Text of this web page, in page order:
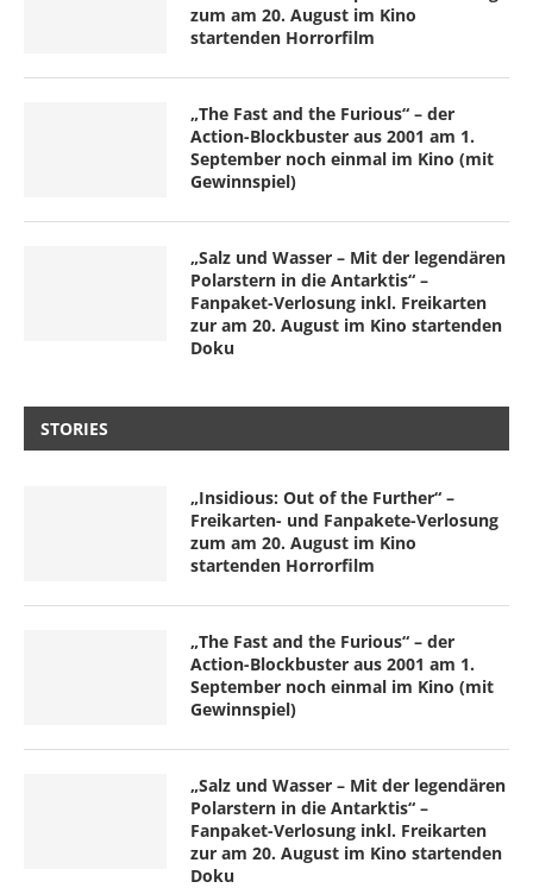
zum am 20. August im Kino
startenden Horrorfilm
„The Fast and the Furious“ – der
Action-Blockbuster aus 2001 am 1.
September noch einmal im Kino (mit
Gewinnspiel)
„Salz und Wasser – Mit der legendären
Polarstern in die Antarktis“ –
Fanpaket-Verlosung inkl. Freikarten
zur am 20. August im Kino startenden
Doku
STORIES
„Insidious: Out of the Further“ –
Freikarten- und Fanpakete-Verlosung
zum am 20. August im Kino
startenden Horrorfilm
„The Fast and the Furious“ – der
Action-Blockbuster aus 2001 am 1.
September noch einmal im Kino (mit
Gewinnspiel)
„Salz und Wasser – Mit der legendären
Polarstern in die Antarktis“ –
Fanpaket-Verlosung inkl. Freikarten
zur am 20. August im Kino startenden
Doku